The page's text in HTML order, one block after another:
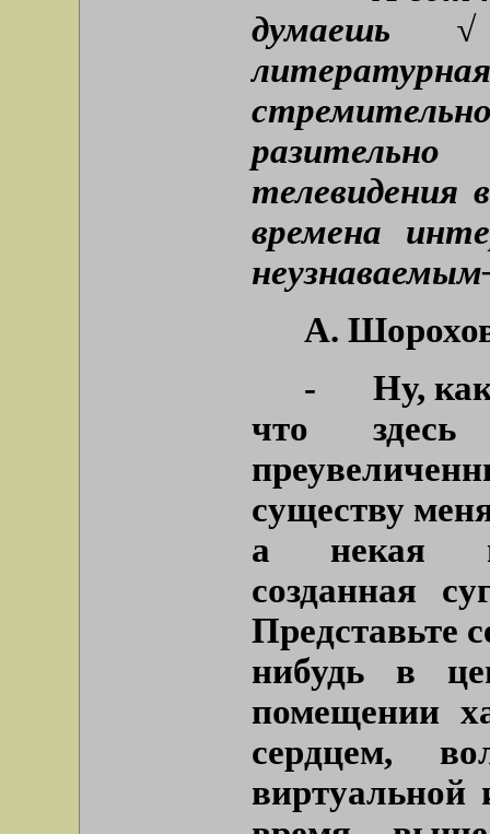
думаешь
времена
А.
-
Ну,
что
существу
а некая
созданная
Представьте
нибудь в
помещении
сердцем,
виртуальной